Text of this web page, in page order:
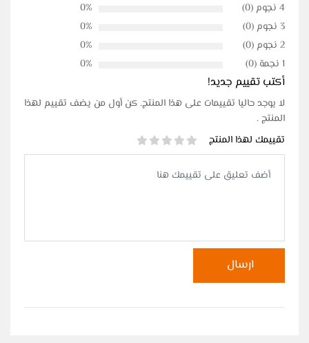
4 نجوم (0)
0%
3 نجوم (0)
0%
2 نجوم (0)
0%
1 نجمة (0)
0%
أكتب تقييم جديد!
لا يوجد حاليا تقييمات على هذا المنتج. كن أول من يضف تقييم لهذا
المنتج .
تقييمك لهذا المنتج
ارسال